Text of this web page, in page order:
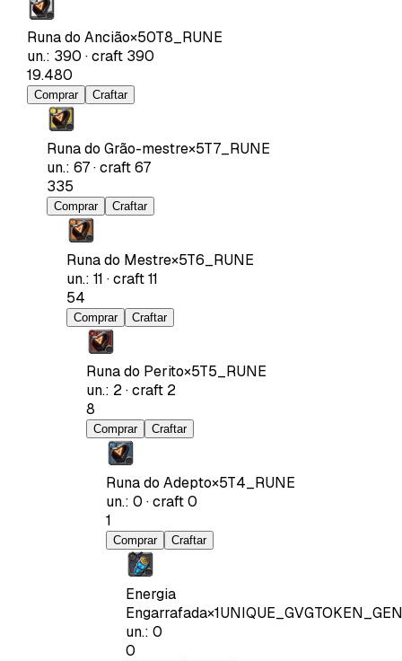
Runa do Ancião×50T8_RUNE
un.: 390 ·craft 390
19.480
Comprar Craftar
Runa do Grão-mestre×5T7_RUNE
un.: 67·craft67
335
Comprar Craftar
Runa do Mestre×5T6_RUNE
un.: 11 ·craft11
54
Comprar Craftar
Runa do Perito×5T5_RUNE
un.: 2·craft 2
8
Comprar Craftar
Runa do Adepto×5T4_RUNE
un.: 0 ·craft0
1
Comprar Craftar
Energia
Engarrafada×1
un.: 0
0